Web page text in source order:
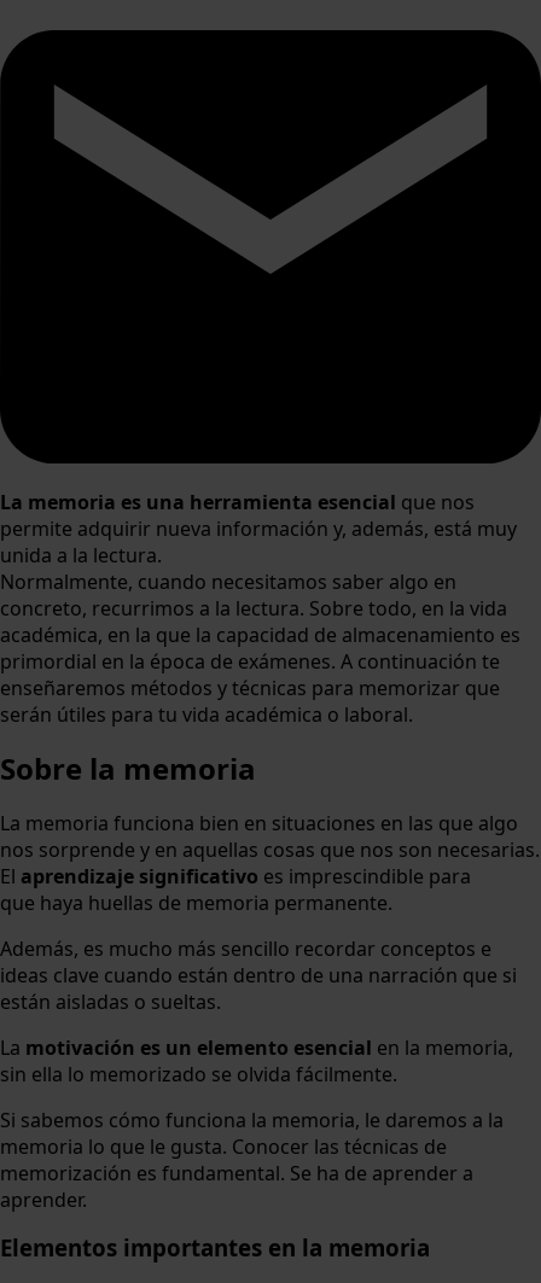
La memoria es una herramienta esencial que nos
permite adquirir nueva información y, además, está muy
unida a la lectura.
Normalmente, cuando necesitamos saber algo en
concreto, recurrimos a la lectura. Sobre todo, en la vida
académica, en la que la capacidad de almacenamiento es
primordial en la época de exámenes. A continuación te
enseñaremos métodos y técnicas para memorizar que
serán útiles para tu vida académica o laboral.
Sobre la memoria
La memoria funciona bien en situaciones en las que algo
nos sorprende y en aquellas cosas que nos son necesarias.
El aprendizaje significativo es imprescindible para
que haya huellas de memoria permanente.
Además, es mucho más sencillo recordar conceptos e
ideas clave cuando están dentro de una narración que si
están aisladas o sueltas.
La motivación es un elemento esencial en la memoria,
sin ella lo memorizado se olvida fácilmente.
Si sabemos cómo funciona la memoria, le daremos a la
memoria lo que le gusta. Conocer las técnicas de
memorización es fundamental. Se ha de aprender a
aprender.
Elementos importantes en la memoria